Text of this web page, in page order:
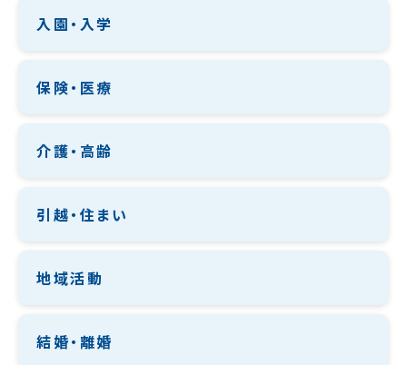
入園・入学
保険・医療
介護・高齢
引越・住まい
地域活動
結婚・離婚